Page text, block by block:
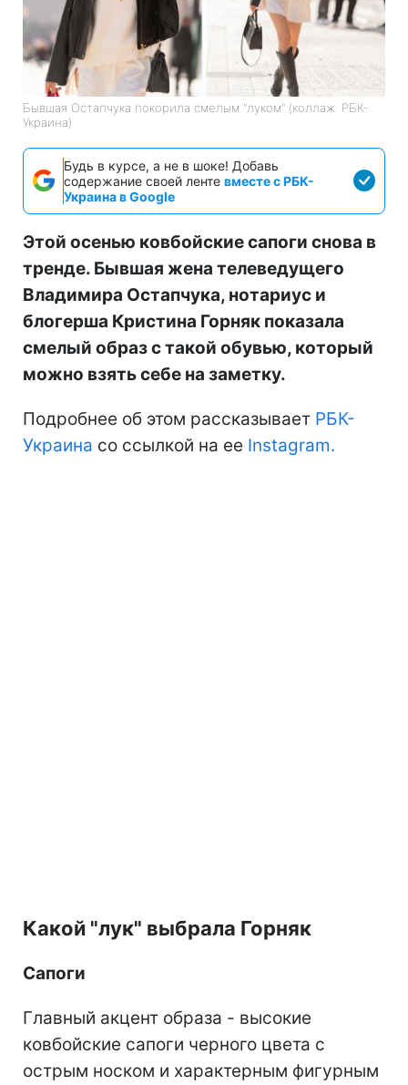
Бывшая Остапчука покорила смелым "луком" (коллаж: РБК-
Украина)
Будь в курсе, а не в шоке! Добавь
содержание своей ленте вместе с РБК-
Украина в Google
Этой осенью ковбойские сапоги снова в
тренде. Бывшая жена телеведущего
Владимира Остапчука, нотариус и
блогерша Кристина Горняк показала
смелый образ с такой обувью, который
можно взять себе на заметку.
Подробнее об этом рассказывает РБК-
Украина со ссылкой на ее Instagram.
Какой "лук" выбрала Горняк
Сапоги
Главный акцент образа - высокие
ковбойские сапоги черного цвета с
острым носком и характерным фигурным